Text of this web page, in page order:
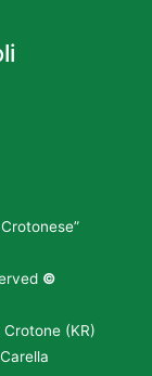
©
(KR)